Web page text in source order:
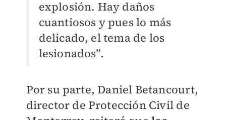
explosión. Hay daños
cuantiosos y pues lo más
delicado, el tema de los
lesionados”.
Por su parte, Daniel Betancourt,
director de Protección Civil de